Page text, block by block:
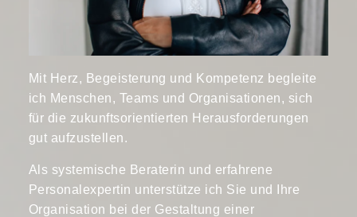
Mit Herz, Begeisterung und Kompetenz begleite
ich Menschen, Teams und Organisationen, sich
für die zukunftsorientierten Herausforderungen
gut aufzustellen.
Als systemische Beraterin und erfahrene
Personalexpertin unterstütze ich Sie und Ihre
Organisation bei der Gestaltung einer